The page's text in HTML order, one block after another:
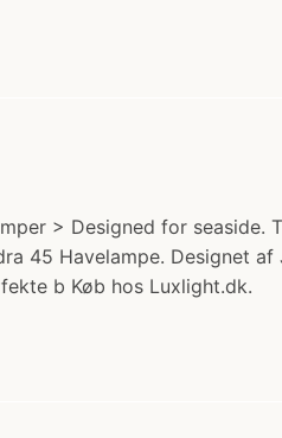
> Designed for
45 Havelampe. Designet
b Køb hos Luxlight.dk.